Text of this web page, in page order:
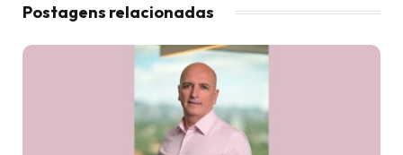
Postagens relacionadas